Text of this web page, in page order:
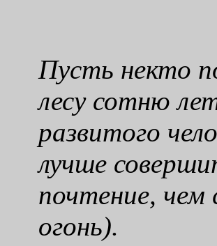
Пусть некто
лесу сотню
развитого
лучше
почтение,
огонь).